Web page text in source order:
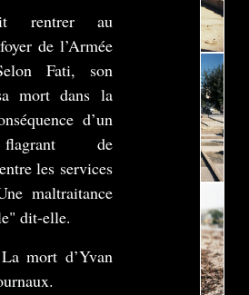
rentrer au
de l’Armée
Fati, son
mort dans la
d’un
de
les services
maltraitance
dit-elle.
mort d’Yvan